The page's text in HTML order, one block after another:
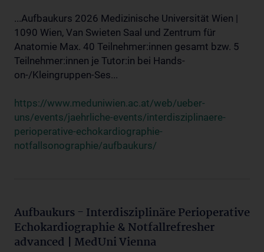
...Aufbaukurs 2026 Medizinische Universität Wien |
1090 Wien, Van Swieten Saal und Zentrum für
Anatomie Max. 40 Teilnehmer:innen gesamt bzw. 5
Teilnehmer:innen je Tutor:in bei Hands-
on-/Kleingruppen-Ses...
https://www.meduniwien.ac.at/web/ueber-
uns/events/jaehrliche-events/interdisziplinaere-
perioperative-echokardiographie-
notfallsonographie/aufbaukurs/
Aufbaukurs - Interdisziplinäre Perioperative
Echokardiographie & Notfallrefresher
advanced | MedUni Vienna